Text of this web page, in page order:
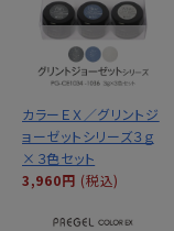
カラーＥＸ／グリントジ
ョーゼットシリーズ３ｇ
×３色セット
3,960円 (税込)